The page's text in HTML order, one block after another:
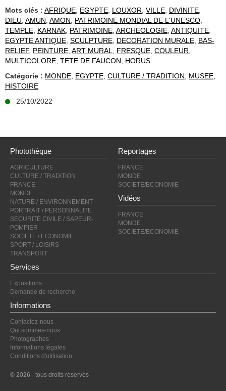
Mots clés : AFRIQUE, EGYPTE, LOUXOR, VILLE, DIVINITE,
DIEU, AMUN, AMON, PATRIMOINE MONDIAL DE L'UNESCO,
TEMPLE, KARNAK, PATRIMOINE, ARCHEOLOGIE, ANTIQUITE,
EGYPTE ANTIQUE, SCULPTURE, DECORATION MURALE, BAS-
RELIEF, PEINTURE, ART MURAL, FRESQUE, COULEUR,
MULTICOLORE, TETE DE FAUCON, HORUS
Catégorie : MONDE, EGYPTE, CULTURE / TRADITION, MUSEE,
HISTOIRE
25/10/2022
Photothèque
AGRICULTURE
CULTURE / TRADITION
FRANCE
MONDE
NATURE / ENVIRONNEMENT
PORTRAIT / PERSONNALITE
SECURITE CIVILE / SAPEUR-
POMPIER
SOCIETE / ECONOMIE
SPORT / LOISIRS
TRANSPORT
Reportages
FRANCE
MONDE
SOCIETE/ECONOMIE
Vidéos
FRANCE
MONDE
SOCIETE/ECONOMIE
Services
Expositions
Demande de recherche
Informations
Contactez-nous
Qui sommes-nous
Photographes
Informations légales
Conditions d'utilisation
© 2026 - tous droits réservés